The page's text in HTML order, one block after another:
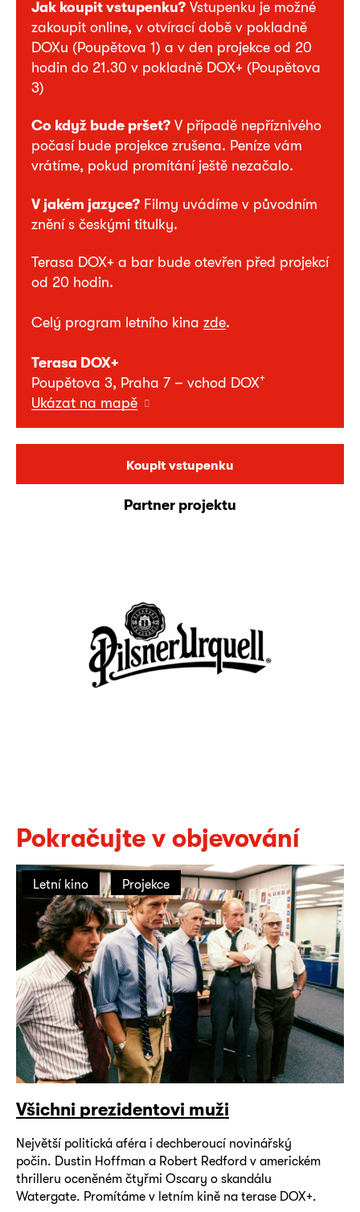
Jak koupit vstupenku? Vstupenku je možné
zakoupit online, v otvírací době v pokladně
DOXu (Poupětova 1) a v den projekce od 20
hodin do 21.30 v pokladně DOX+ (Poupětova
3)
Co když bude pršet? V případě nepříznivého
počasí bude projekce zrušena. Peníze vám
vrátíme, pokud promítání ještě nezačalo.
V jakém jazyce? Filmy uvádíme v původním
znění s českými titulky.
Terasa DOX+ a bar bude otevřen před projekcí
od 20 hodin.
Celý program letního kina zde.
Terasa DOX+
Poupětova 3, Praha 7 – vchod DOX+
Ukázat na mapě
Koupit vstupenku
Partner projektu
Pokračujte v objevování
Letní kino Projekce
Všichni prezidentovi muži
Největší politická aféra i dechberoucí novinářský
počin. Dustin Hoffman a Robert Redford v americkém
thrilleru oceněném čtyřmi Oscary o skandálu
Watergate. Promítáme v letním kině na terase DOX+.